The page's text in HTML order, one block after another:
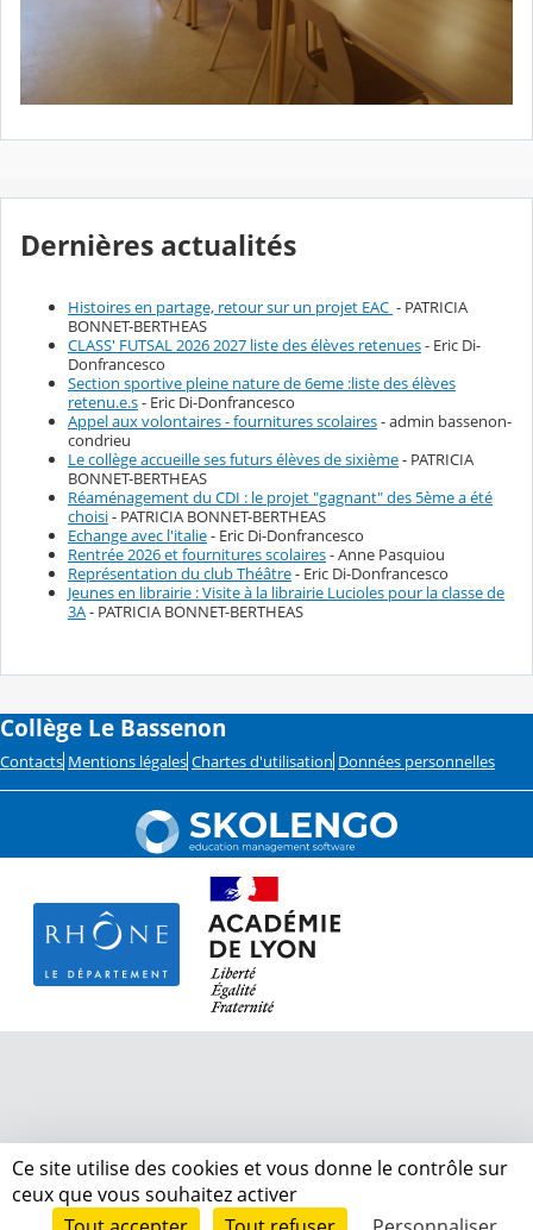
Dernières actualités
Histoires en partage, retour sur un projet EAC - PATRICIA
BONNET-BERTHEAS
CLASS' FUTSAL 2026 2027 liste des élèves retenues- Eric Di-
Donfrancesco
Section sportive pleine nature de 6eme :liste des élèves
retenu.e.s- Eric Di-Donfrancesco
Appel aux volontaires - fournitures scolaires- admin bassenon-
condrieu
Le collège accueille ses futurs élèves de sixième- PATRICIA
BONNET-BERTHEAS
Réaménagement du CDI : le projet "gagnant" des 5ème a été
choisi- PATRICIA BONNET-BERTHEAS
Echange avec l'italie- Eric Di-Donfrancesco
Rentrée 2026 et fournitures scolaires- Anne Pasquiou
Représentation du club Théâtre- Eric Di-Donfrancesco
Jeunes en librairie : Visite à la librairie Lucioles pour la classe de
3A- PATRICIA BONNET-BERTHEAS
Collège Le Bassenon
Contacts Mentions légales Chartes d'utilisation Données personnelles
Ce site utilise des cookies et vous donne le contrôle sur
ceux que vous souhaitez activer